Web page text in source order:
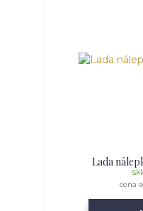
Lada
cena